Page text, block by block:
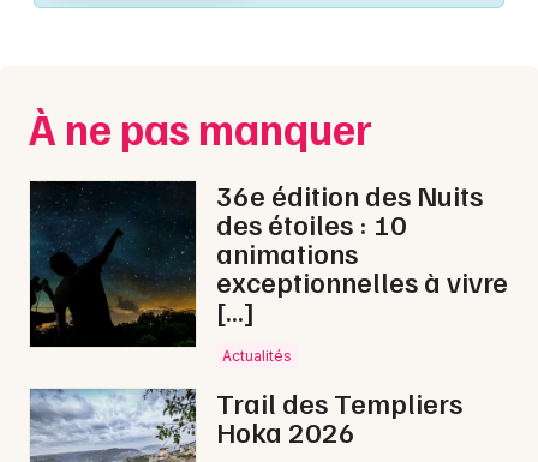
Foires & salons
Concerts
Sports
Soirées
Sorties famille
Sorties & loisirs
Nice
Paris
Strasbourg
Toulouse
Toutes les villes
À ne pas manquer
36e édition des Nuits
des étoiles : 10
animations
exceptionnelles à vivre
[…]
Actualités
Trail des Templiers
Hoka 2026